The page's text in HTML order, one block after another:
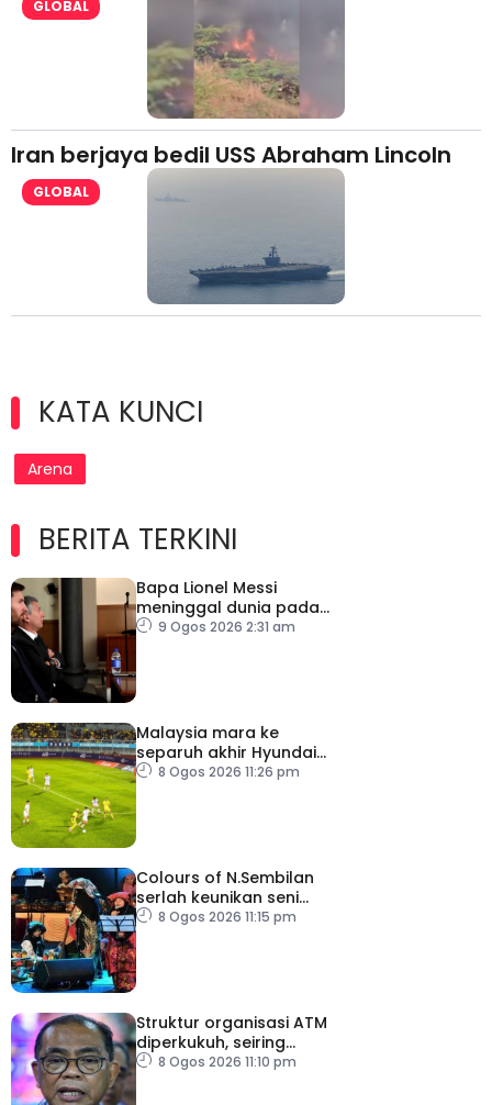
GLOBAL
Iran berjaya bedil USS Abraham Lincoln
GLOBAL
KATA KUNCI
Arena
BERITA TERKINI
Bapa Lionel Messi
meninggal dunia pada
usia 68 tahun
9 Ogos 2026 2:31 am
Malaysia mara ke
separuh akhir Hyundai
ASEAN Cup
8 Ogos 2026 11:26 pm
Colours of N.Sembilan
serlah keunikan seni
budaya negeri beradat
8 Ogos 2026 11:15 pm
Struktur organisasi ATM
diperkukuh, seiring
pemodenan aset
8 Ogos 2026 11:10 pm